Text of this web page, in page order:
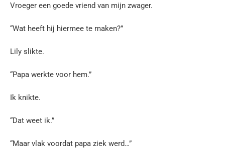
Vroeger een goede vriend van mijn zwager.
“Wat heeft hij hiermee te maken?”
Lily slikte.
“Papa werkte voor hem.”
Ik knikte.
“Dat weet ik.”
“Maar vlak voordat papa ziek werd…”